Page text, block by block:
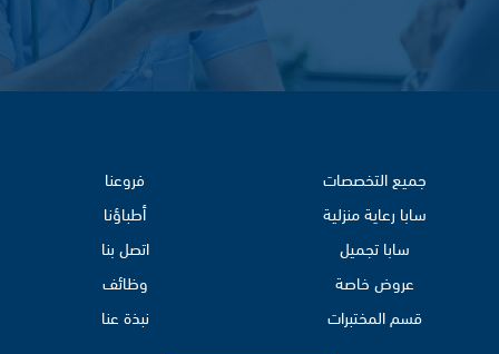
جميع التخصصات
سابا رعاية منزلية
سابا تجميل
عروض خاصة
قسم المختبرات
فروعنا
أطباؤنا
اتصل بنا
وظائف
نبذة عنا